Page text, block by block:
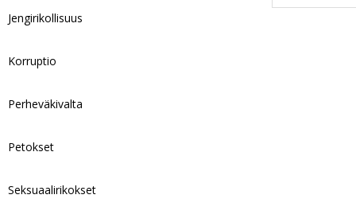
Jengirikollisuus
Korruptio
Perheväkivalta
Petokset
Seksuaalirikokset